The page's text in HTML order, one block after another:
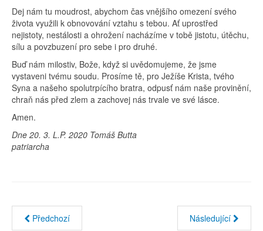
Dej nám tu moudrost, abychom čas vnějšího omezení svého
života využili k obnovování vztahu s tebou. Ať uprostřed
nejistoty, nestálosti a ohrožení nacházíme v tobě jistotu, útěchu,
sílu a povzbuzení pro sebe i pro druhé.
Buď nám milostiv, Bože, když si uvědomujeme, že jsme
vystaveni tvému soudu. Prosíme tě, pro Ježíše Krista, tvého
Syna a našeho spolutrpícího bratra, odpusť nám naše provinění,
chraň nás před zlem a zachovej nás trvale ve své lásce.
Amen.
Dne 20. 3. L.P. 2020 Tomáš Butta
patriarcha
Předchozí Následující